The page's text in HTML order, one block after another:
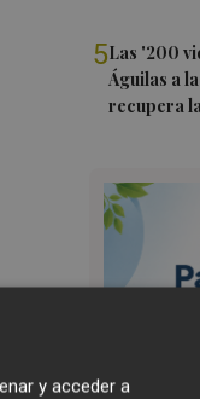
5Las '200
Águilas a
recupera
y acceder a